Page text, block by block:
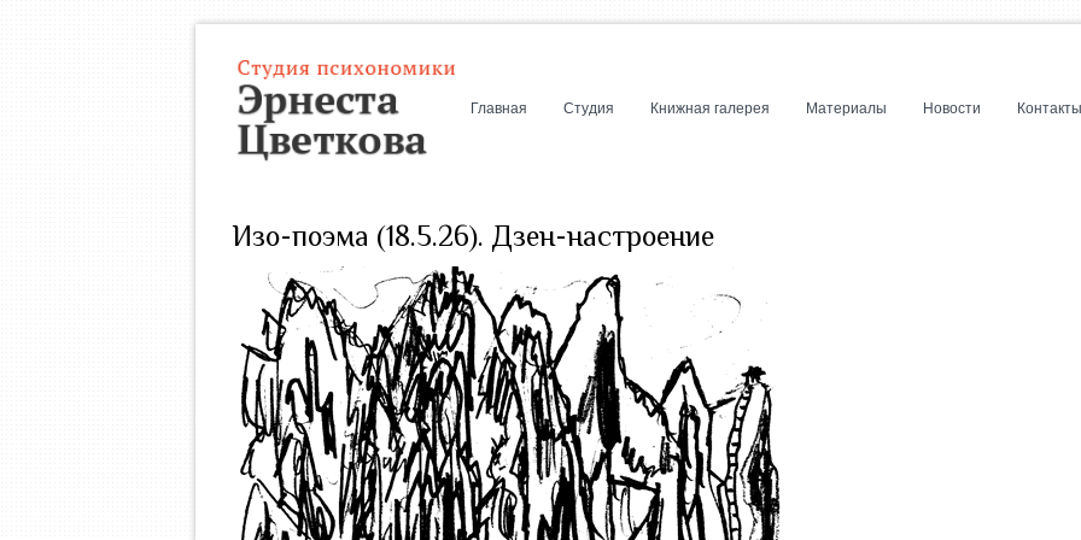
Главная Студия Книжная галерея Материалы Новости Контакты
Изо-поэма (18.5.26). Дзен-настроение